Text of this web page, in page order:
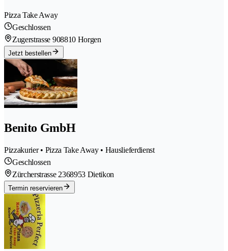
Pizza Take Away
Geschlossen
Zugerstrasse 908810 Horgen
Jetzt bestellen
Benito GmbH
Pizzakurier • Pizza Take Away • Hauslieferdienst
Geschlossen
Zürcherstrasse 2368953 Dietikon
Termin reservieren